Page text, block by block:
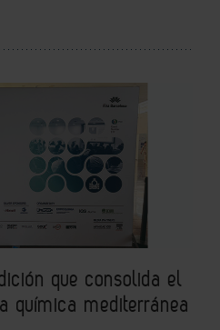
que consolida el
química mediterránea